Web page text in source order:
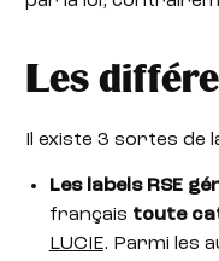
Les
Il existe 3 sortes de
Les labels RSE
français toute
LUCIE. Parmi les